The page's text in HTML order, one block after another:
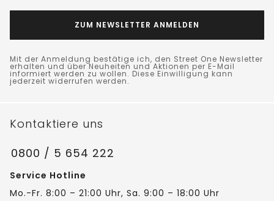
ZUM NEWSLETTER ANMELDEN
Mit der Anmeldung bestätige ich, den Street One Newsletter
erhalten und über Neuheiten und Aktionen per E-Mail
informiert werden zu wollen. Diese Einwilligung kann
jederzeit widerrufen werden.
Kontaktiere uns
0800 / 5 654 222
Service Hotline
Mo.-Fr. 8:00 – 21:00 Uhr, Sa. 9:00 – 18:00 Uhr